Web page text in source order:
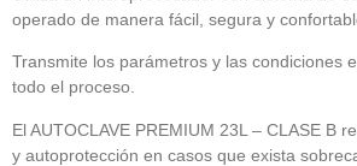
operado de manera fácil, segura y
Transmite los parámetros y las condiciones
todo el proceso.
El AUTOCLAVE PREMIUM 23L – CLASE B
y autoprotección en casos que exista